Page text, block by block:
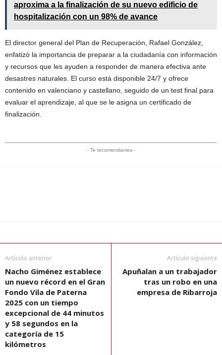
aproxima a la finalización de su nuevo edificio de
hospitalización con un 98% de avance
El director general del Plan de Recuperación, Rafael González,
enfatizó la importancia de preparar a la ciudadanía con información
y recursos que les ayuden a responder de manera efectiva ante
desastres naturales. El curso está disponible 24/7 y ofrece
contenido en valenciano y castellano, seguido de un test final para
evaluar el aprendizaje, al que se le asigna un certificado de
finalización.
- Te recomendamos -
Artículo anterior
Nacho Giménez establece
un nuevo récord en el Gran
Fondo Vila de Paterna
2025 con un tiempo
excepcional de 44 minutos
y 58 segundos en la
categoría de 15
kilómetros
Artículo siguiente
Apuñalan a un trabajador
tras un robo en una
empresa de Ribarroja